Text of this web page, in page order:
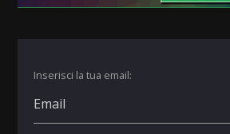
Inserisci la tua email: